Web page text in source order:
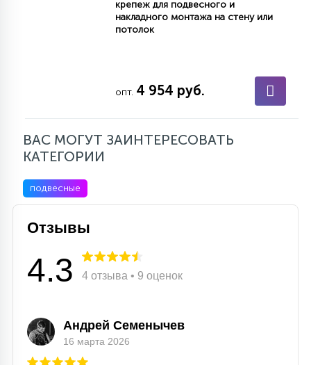
С УПРАВЛЕНИЕМ
крепеж для подвесного и
накладного монтажа на стену или
потолок
опт. 4 954 руб.
ВАС МОГУТ ЗАИНТЕРЕСОВАТЬ
КАТЕГОРИИ
подвесные
Отзывы
4.3 4 отзыва • 9 оценок
Андрей Семенычев
16 марта 2026